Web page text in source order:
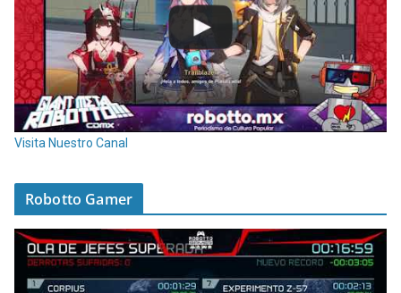
Visita Nuestro Canal
Robotto Gamer